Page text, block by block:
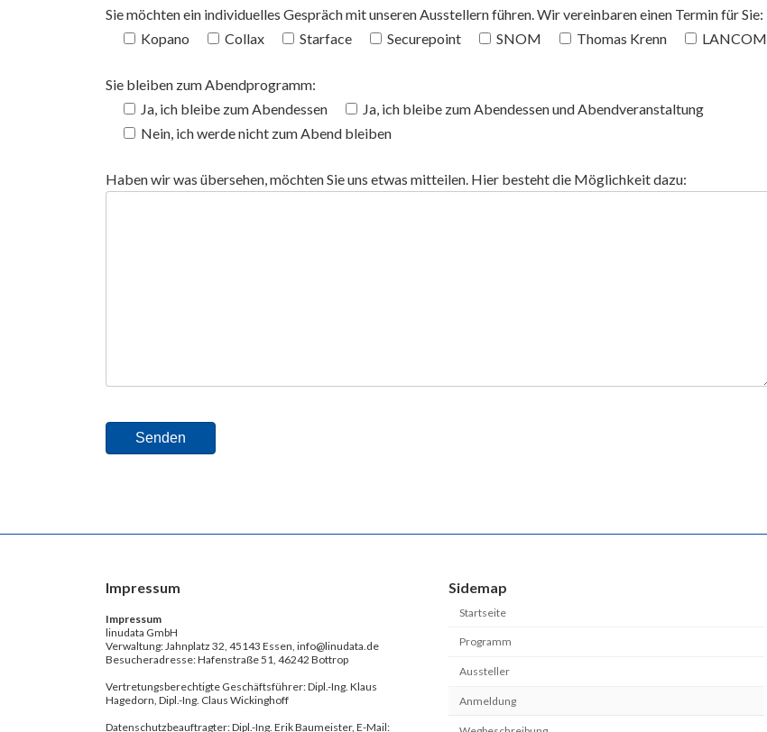
Sie möchten ein individuelles Gespräch mit unseren Ausstellern führen. Wir vereinbaren einen Termin für Sie:
Kopano
Collax Starface Securepoint SNOM Thomas Krenn LANCOM
Sie bleiben zum Abendprogramm:
Ja, ich bleibe zum Abendessen
Ja, ich bleibe zum Abendessen und Abendveranstaltung
Nein, ich werde nicht zum Abend bleiben
Haben wir was übersehen, möchten Sie uns etwas mitteilen. Hier besteht die Möglichkeit dazu:
Impressum
Impressum
linudata GmbH
Verwaltung: Jahnplatz 32, 45143 Essen, info@linudata.de
Besucheradresse: Hafenstraße 51, 46242 Bottrop
Vertretungsberechtigte Geschäftsführer: Dipl.-Ing. Klaus
Hagedorn, Dipl.-Ing. Claus Wickinghoff
Datenschutzbeauftragter: Dipl.-Ing. Erik Baumeister, E-Mail:
Sidemap
Startseite
Programm
Aussteller
Anmeldung